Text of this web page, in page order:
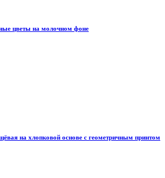
цветы на молочном фоне
на хлопковой основе с геометричным принтом